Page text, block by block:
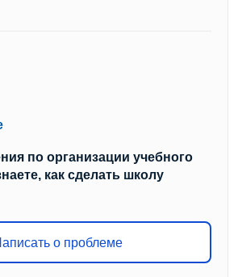
по организации учебного
как сделать школу
о проблеме